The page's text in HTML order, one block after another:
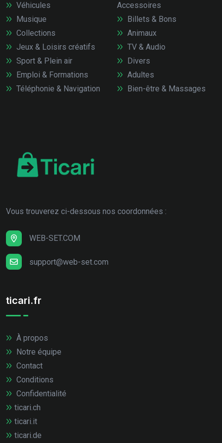
Véhicules
Accessoires
Musique
Collections
Jeux & Loisirs créatifs
Sport & Plein air
Emploi & Formations
Téléphonie & Navigation
Billets & Bons
Animaux
TV & Audio
Divers
Adultes
Bien-être & Massages
Vous trouverez ci-dessous nos coordonnées :
WEB-SET.COM
support@web-set.com
ticari.fr
À propos
Notre équipe
Contact
Conditions
Confidentialité
ticari.ch
ticari.it
ticari.de